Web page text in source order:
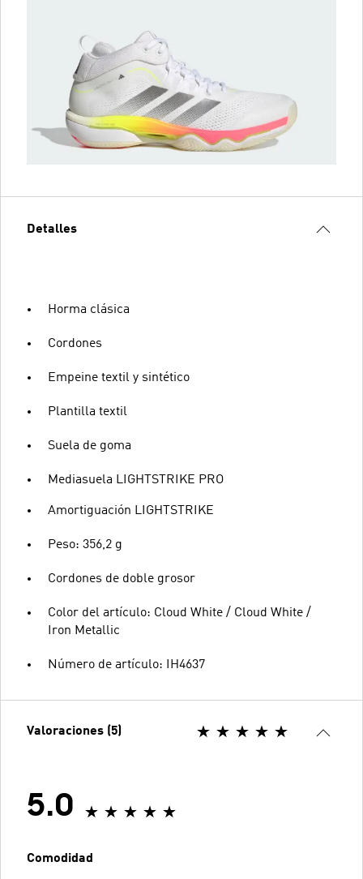
Detalles
Horma clásica
Cordones
Empeine textil y sintético
Plantilla textil
Suela de goma
Mediasuela LIGHTSTRIKE PRO
Amortiguación LIGHTSTRIKE
Peso: 356,2 g
Cordones de doble grosor
Color del artículo: Cloud White / Cloud White /
Iron Metallic
Número de artículo: IH4637
Valoraciones (5)
5.0
Comodidad